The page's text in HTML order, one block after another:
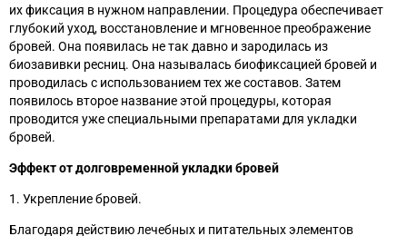
их фиксация в нужном направлении. Процедура обеспечивает
глубокий уход, восстановление и мгновенное преображение
бровей. Она появилась не так давно и зародилась из
биозавивки ресниц. Она называлась биофиксацией бровей и
проводилась с использованием тех же составов. Затем
появилось второе название этой процедуры, которая
проводится уже специальными препаратами для укладки
бровей.
Эффект от долговременнойукладки бровей
1. Укрепление бровей.
Благодаря действию лечебных и питательных элементов